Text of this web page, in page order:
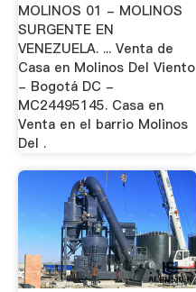
MOLINOS 01 - MOLINOS
SURGENTE EN
VENEZUELA. ... Venta de
Casa en Molinos Del Viento
- Bogotá DC -
MC24495145. Casa en
Venta en el barrio Molinos
Del .